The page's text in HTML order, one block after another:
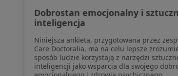
pozyskaliśmy samodzielnie
Polityka cookies
Jak działają wyniki wyszukiwania
Dostępność
O nas
Dobrostan emocjonalny i
inteligencja
Niniejsza ankieta, przygotowana przez
Care Doctoralia, ma na celu lepsze
sposób ludzie korzystają z narzędzi
inteligencji jako wsparcia dla swojego